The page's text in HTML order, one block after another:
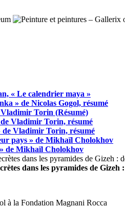
« Le calendrier maya »
» de Nicolas Gogol, résumé
Torin (Résumé)
de Vladimir Torin, résumé
de Vladimir Torin, résumé
pays » de Mikhaïl Cholokhov
de Mikhaïl Cholokhov
dans les pyramides de